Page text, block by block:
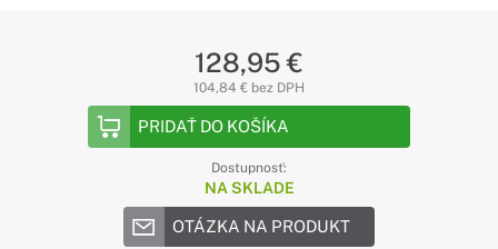
128,95 €
104,84 € bez DPH
PRIDAŤ DO KOŠÍKA
Dostupnosť:
NA SKLADE
OTÁZKA NA PRODUKT